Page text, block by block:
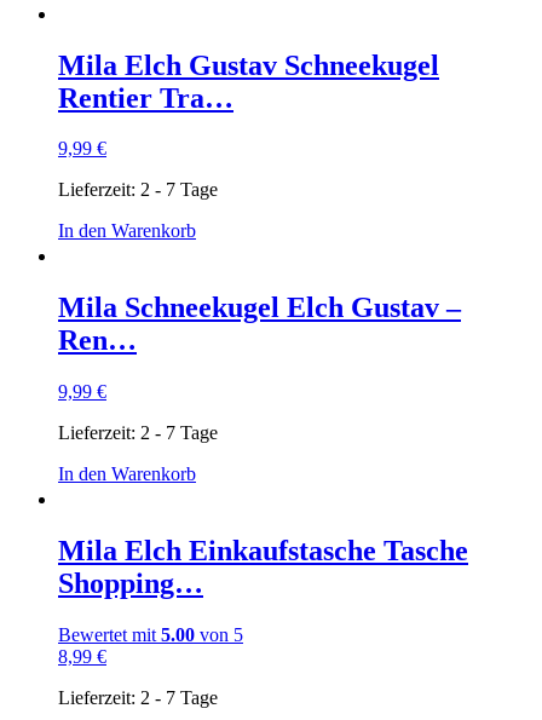
Mila Elch Gustav Schneekugel
Rentier Tra…
9,99 €
Lieferzeit: 2 - 7 Tage
In den Warenkorb
Mila Schneekugel Elch Gustav –
Ren…
9,99 €
Lieferzeit: 2 - 7 Tage
In den Warenkorb
Mila Elch Einkaufstasche Tasche
Shopping…
Bewertet mit 5.00 von 5
8,99 €
Lieferzeit: 2 - 7 Tage